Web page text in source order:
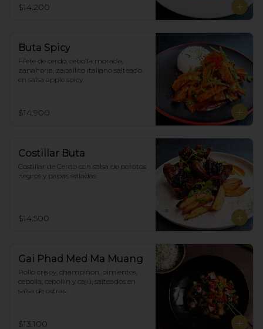
$14.200
Buta Spicy
Filete de cerdo, cebolla morada,
zanahoria, zapallito italiano salteado
en salsa apple spicy.
$14.900
Costillar Buta
Costillar de Cerdo con salsa de porotos
negros y papas selladas
$14.500
Gai Phad Med Ma Muang
Pollo crispy, champiñon, pimientos,
cebolla, cebollín y cajú, salteados en
salsa de ostras.
$13.100